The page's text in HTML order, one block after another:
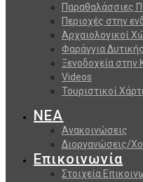
Παραθαλάσσιες
Περιοχές στην
Αρχαιολογικοί
Φαράγγια
Ξενοδοχεία στην
Videos
Τουριστικοί
ΝΕΑ
Ανακοινώσεις
Διοργανώσεις/
Επικοινωνία
Στοιχεία